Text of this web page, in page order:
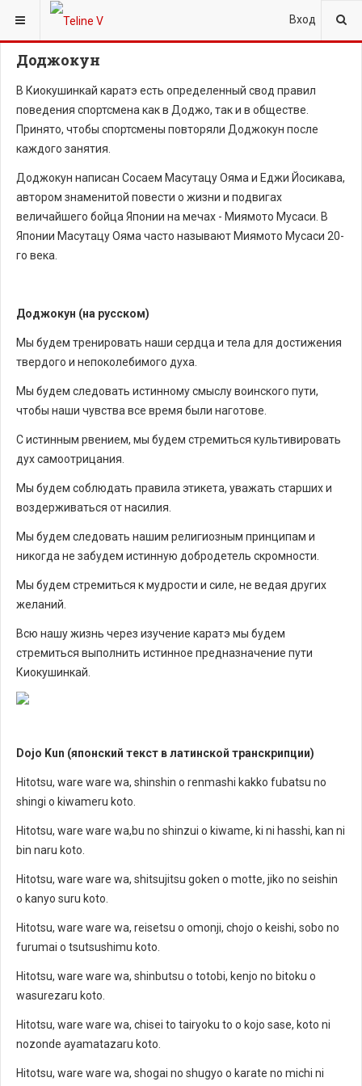
Вход
ВЫ ЗДЕСЬ: ГЛАВНАЯ ДОДЖОКУН
Доджокун
В Киокушинкай каратэ есть определенный свод правил
поведения спортсмена как в Доджо, так и в обществе.
Принято, чтобы спортсмены повторяли Доджокун после
каждого занятия.
Доджокун написан Сосаем Масутацу Ояма и Еджи Йосикава,
автором знаменитой повести о жизни и подвигах
величайшего бойца Японии на мечах - Миямото Мусаси. В
Японии Масутацу Ояма часто называют Миямото Мусаси 20-
го века.
Доджокун (на русском)
Мы будем тренировать наши сердца и тела для достижения
твердого и непоколебимого духа.
Мы будем следовать истинному смыслу воинского пути,
чтобы наши чувства все время были наготове.
С истинным рвением, мы будем стремиться культивировать
дух самоотрицания.
Мы будем соблюдать правила этикета, уважать старших и
воздерживаться от насилия.
Мы будем следовать нашим религиозным принципам и
никогда не забудем истинную добродетель скромности.
Мы будем стремиться к мудрости и силе, не ведая других
желаний.
Всю нашу жизнь через изучение каратэ мы будем
стремиться выполнить истинное предназначение пути
Киокушинкай.
Dojo Kun (японский текст в латинской транскрипции)
Hitotsu, ware ware wa, shinshin o renmashi kakko fubatsu no
shingi o kiwameru koto.
Hitotsu, ware ware wa,bu no shinzui o kiwame, ki ni hasshi, kan ni
bin naru koto.
Hitotsu, ware ware wa, shitsujitsu goken o motte, jiko no seishin
o kanyo suru koto.
Hitotsu, ware ware wa, reisetsu o omonji, chojo o keishi, sobo no
furumai o tsutsushimu koto.
Hitotsu, ware ware wa, shinbutsu o totobi, kenjo no bitoku o
wasurezaru koto.
Hitotsu, ware ware wa, chisei to tairyoku to o kojo sase, koto ni
nozonde ayamatazaru koto.
Hitotsu, ware ware wa, shogai no shugyo o karate no michi ni